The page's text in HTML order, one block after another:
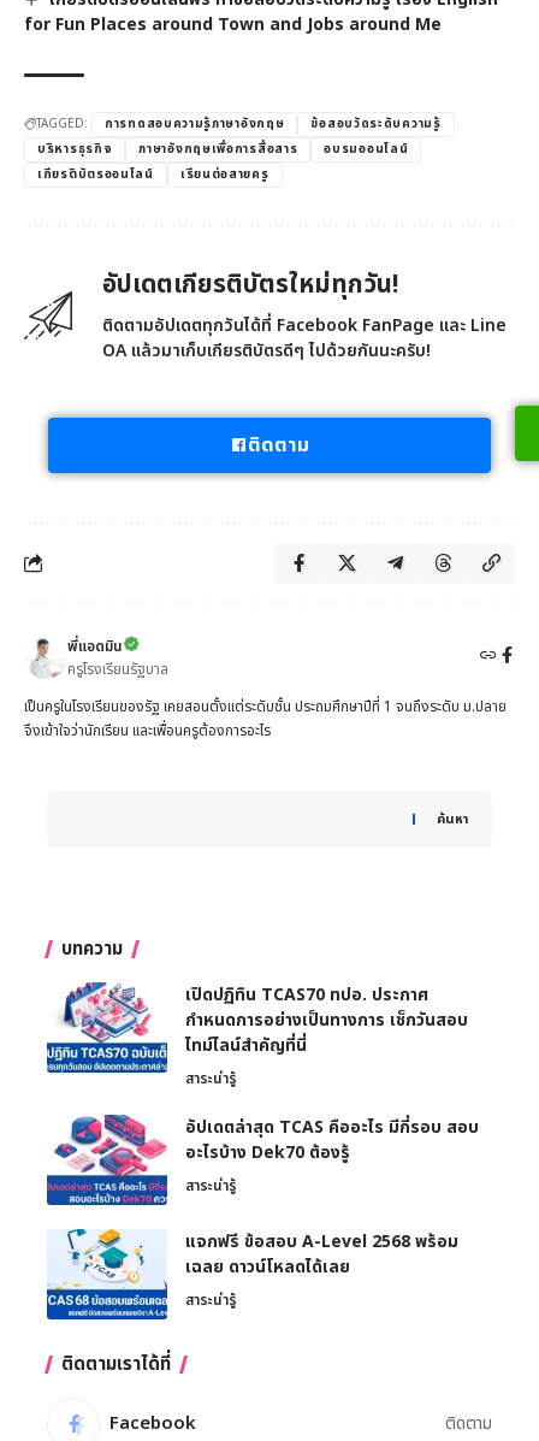
for Fun Places around Town and Jobs around Me
TAGGED: การทดสอบความรู้ภาษาอังกฤษ
ข้อสอบวัดระดับความรู้
บริหารธุรกิจ
ภาษาอังกฤษเพื่อการสื่อสาร
อบรมออนไลน์
เกียรติบัตรออนไลน์
เรียนต่อสายครู
อัปเดตเกียรติบัตรใหม่ทุกวัน!
ติดตามอัปเดตทุกวันได้ที่ Facebook FanPage และ Line
OA แล้วมาเก็บเกียรติบัตรดีๆ ไปด้วยกันนะครับ!
ติดตาม
พี่แอดมิน
ครูโรงเรียนรัฐบาล
เป็นครูในโรงเรียนของรัฐ เคยสอนตั้งแต่ระดับชั้น ประถมศึกษาปีที่ 1 จนถึงระดับ ม.ปลาย
จึงเข้าใจว่านักเรียน และเพื่อนครูต้องการอะไร
ค้นหา
When autocomplete results are available use up and
บทความ
เปิดปฏิทิน TCAS70 ทปอ. ประกาศ
กำหนดการอย่างเป็นทางการ เช็กวันสอบ
ไทม์ไลน์สำคัญที่นี่
สาระน่ารู้
อัปเดตล่าสุด TCAS คืออะไร มีกี่รอบ สอบ
อะไรบ้าง Dek70 ต้องรู้
สาระน่ารู้
แจกฟรี ข้อสอบ A-Level 2568 พร้อม
เฉลย ดาวน์โหลดได้เลย
สาระน่ารู้
ติดตามเราได้ที่
Facebook ติดตาม